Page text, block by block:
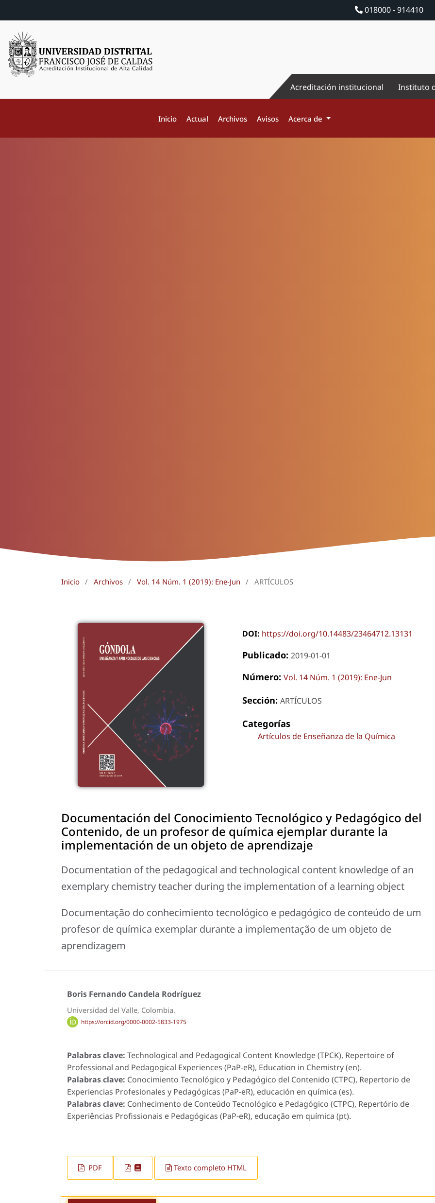
018000 - 914410
Acreditación institucional Instituto
Inicio Actual Archivos Avisos Acerca de
Inicio / Archivos / Vol. 14 Núm. 1 (2019): Ene-Jun / ARTÍCULOS
DOI: https://doi.org/10.14483/23464712.13131
Publicado: 2019-01-01
Número: Vol. 14 Núm. 1 (2019): Ene-Jun
Sección: ARTÍCULOS
Categorías
Artículos de Enseñanza de la Química
Documentación del Conocimiento Tecnológico y Pedagógico del
Contenido, de un profesor de química ejemplar durante la
implementación de un objeto de aprendizaje
Documentation of the pedagogical and technological content knowledge of an
exemplary chemistry teacher during the implementation of a learning object
Documentação do conhecimiento tecnológico e pedagógico de conteúdo de um
profesor de química exemplar durante a implementação de um objeto de
aprendizagem
Boris Fernando Candela Rodríguez
Universidad del Valle, Colombia.
https://orcid.org/0000-0002-5833-1975
Palabras clave: Technological and Pedagogical Content Knowledge (TPCK), Repertoire of
Professional and Pedagogical Experiences (PaP-eR), Education in Chemistry (en).
Palabras clave: Conocimiento Tecnológico y Pedagógico del Contenido (CTPC), Repertorio de
Experiencias Profesionales y Pedagógicas (PaP-eR), educación en química (es).
Palabras clave: Conhecimento de Conteúdo Tecnológico e Pedagógico (CTPC), Repertório de
Experiências Profissionais e Pedagógicas (PaP-eR), educação em química (pt).
PDF Texto completo HTML